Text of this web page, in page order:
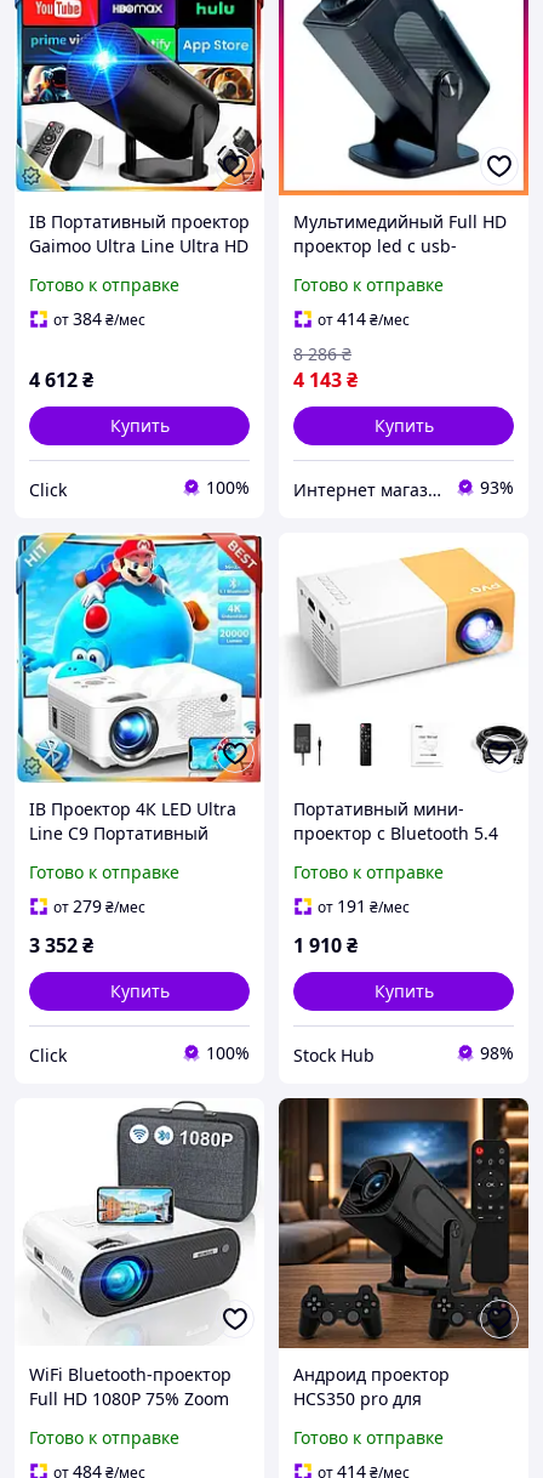
ІВ Портативный проектор
Gaimoo Ultra Line Ultra HD
Bluetooth для дома и
офиса м ЕMN_PS
Готово к отправке
от384₴/мес
4 612₴
Купить
Click 100%
Мультимедийный Full HD
проектор led с usb-
домашнего кинотеатра
Smart Projector android
Готово к отправке
от414₴/мес
4 143₴
8 286 ₴
Купить
Интернет магазин "Electro Seller" 🛒 Только качественные товары по лучшим ценам ✅ 93%
ІВ Проектор 4К LED Ultra
Line C9 Портативный
люмен для домашнего
кинотеатра м ЕMN_PS
Готово к отправке
от279₴/мес
3 352₴
Купить
Click 100%
Портативный мини-
проектор с Bluetooth 5.4
Проектор с проводным
подключением телефона
Готово к отправке
от 191 ₴/мес
1 910₴
Купить
Stock Hub 98%
WiFi Bluetooth-проектор
Full HD 1080P 75% Zoom
совместимый со
смартфоном
Готово к отправке
от484₴/мес
Андроид проектор
HCS350 pro для
сериалов игр с wifi и
bluetooth Домашний кино
Готово к отправке
от414₴/мес